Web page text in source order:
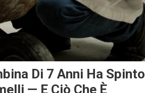
Di 7 Anni Ha Spinto
— E Ciò Che È